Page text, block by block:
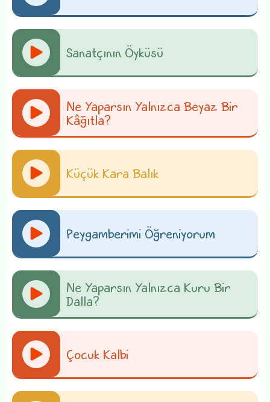
Sanatçının Öyküsü
Ne Yaparsın Yalnızca Beyaz Bir
Kâğıtla?
Küçük Kara Balık
Peygamberimi Öğreniyorum
Ne Yaparsın Yalnızca Kuru Bir
Dalla?
Çocuk Kalbi